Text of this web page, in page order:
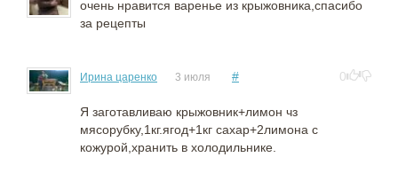
очень нравится варенье из крыжовника,спасибо
за рецепты
Ирина царенко 3 июля # 0
Я заготавливаю крыжовник+лимон чз
мясорубку,1кг.ягод+1кг сахар+2лимона с
кожурой,хранить в холодильнике.